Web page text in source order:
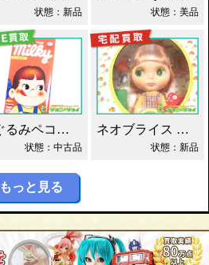
状態：新品 状態：美品
着ぐるみペコちゃん ベアブリック 400% 買取！
状態：中古品
ネオブライス グルーヴィーグルーヴ タカラ買取！
状態：新品
もっと見る